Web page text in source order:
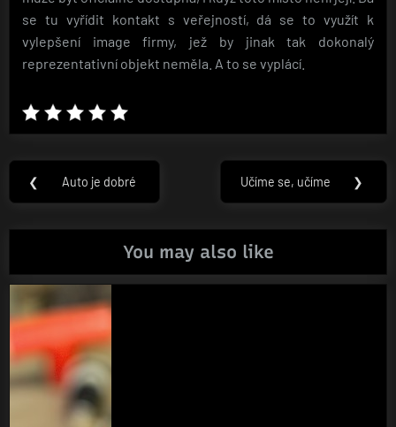
se tu vyřídit kontakt s veřejností, dá se to využít k
vylepšení image firmy, jež by jinak tak dokonalý
reprezentativní objekt neměla. A to se vyplácí.
Navigace
pro
příspěvek
❮
Previous
Auto je dobré
Next
Učíme se, učíme ❯
You may also like